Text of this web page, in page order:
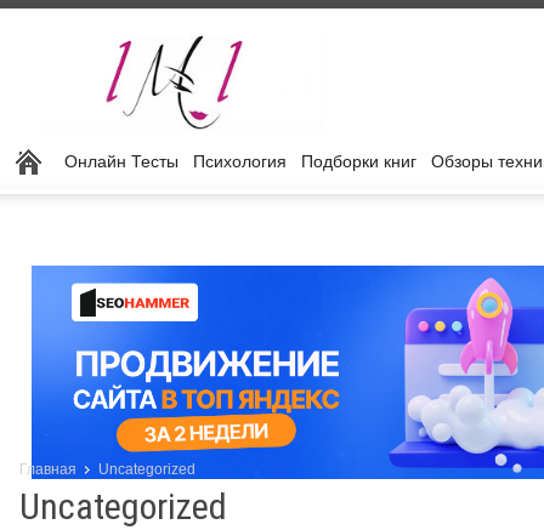
Онлайн Тесты Психология Подборки книг Обзоры
Главная Uncategorized
Uncategorized